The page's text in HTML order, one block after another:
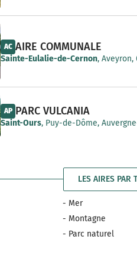
AC AIRE COMMUNALE
Sainte-Eulalie-de-Cernon, Aveyron,
AP PARC VULCANIA
Saint-Ours, Puy-de-Dôme,
LES AIRES PAR
- Mer
- Montagne
- Parc naturel